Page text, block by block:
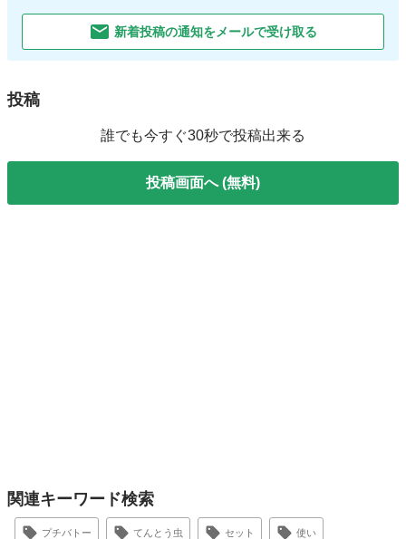
新着投稿の通知をメールで受け取る
投稿
誰でも今すぐ30秒で投稿出来る
投稿画面へ (無料)
関連キーワード検索
プチバトー てんとう虫 セット 使い